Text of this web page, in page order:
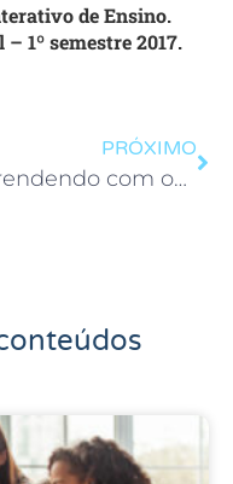
de Ensino.
1º semestre 2017.
PRÓXIMO
Aprendendo com os animais